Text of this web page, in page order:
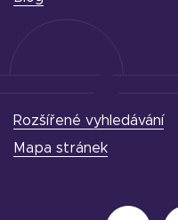
Rozšířené vyhledávání
Mapa stránek